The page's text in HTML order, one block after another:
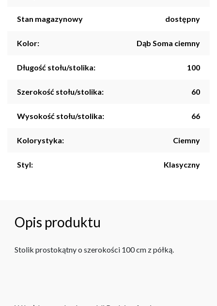
Stan magazynowy dostępny
Kolor: Dąb Soma ciemny
Długość stołu/stolika: 100
Szerokość stołu/stolika: 60
Wysokość stołu/stolika: 66
Kolorystyka: Ciemny
Styl: Klasyczny
Opis produktu
Stolik prostokątny o szerokości 100 cm z półką.